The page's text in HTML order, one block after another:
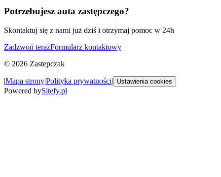
Potrzebujesz auta zastępczego?
Skontaktuj się z nami już dziś i otrzymaj pomoc w 24h
Zadzwoń terazFormularz kontaktowy
© 2026 Zastepczak
|Mapa strony|Polityka prywatności| Ustawienia cookies
Powered bySitefy.pl